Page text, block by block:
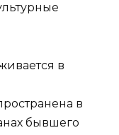
в
в
бывшего